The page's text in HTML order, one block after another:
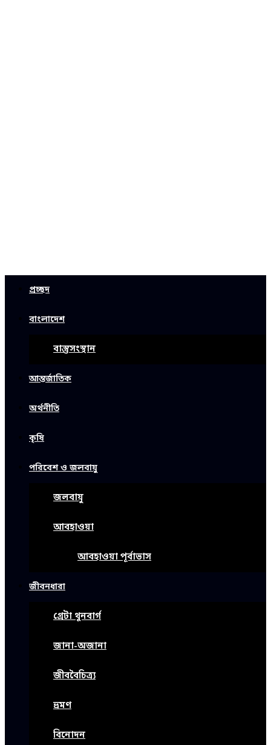
প্রচ্ছদ
বাংলাদেশ
বাস্তুসংস্থান
আন্তর্জাতিক
অর্থনীতি
কৃষি
পরিবেশ ও জলবায়ু
জলবায়ু
আবহাওয়া
আবহাওয়া পূর্বাভাস
জীবনধারা
গ্রেটা থুনবার্গ
জানা-অজানা
জীববৈচিত্র্য
ভ্রমণ
বিনোদন